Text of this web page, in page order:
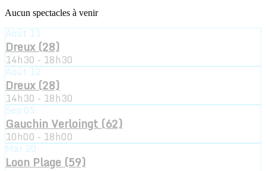
Aucun spectacles à venir
Août11
Dreux (28)
14h30 - 18h30
Août12
Dreux (28)
14h30 - 18h30
Sep05
Gauchin Verloingt (62)
10h00 - 18h00
Mar20
Loon Plage (59)